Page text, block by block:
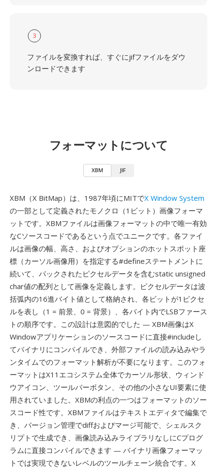
3
ファイルを変換すれば、すぐにjifファイルをダウ
ンロードできます
フォーマットについて
XBM JIF
XBM（X BitMap）は、1987年頃にMITでX Window System
の一部として定義されたモノクロ（1ビット）画像フォーマ
ットです。XBMファイルは画像フォーマットの中で唯一有効
なCソースコードであるという点でユニークです。各ファイ
ルは画像の幅、高さ、およびオプションのホットスポット座
標（カーソル画像用）を指定する#defineステートメントに
続いて、パックされたピクセルデータを含むstatic unsigned
char値の配列として画像を定義します。ピクセルデータは波
括弧内の16進バイト値として格納され、各ビットが1ピクセ
ルを表し（1 = 前景、0 = 背景）、各バイト内でLSBファース
トの順序です。この設計は意図的でした — XBM画像はX
Windowアプリケーションのソースコードに直接#includeし
てバイナリにコンパイルでき、外部ファイルの読み込みやラ
ンタイムでのフォーマット解析が不要になります。このフォ
ーマットはX11エコシステム全体でカーソル形状、ウィンド
ウアイコン、ツールバーボタン、その他の小さなUI要素に使
用されていました。XBMの利点の一つはフォーマットのソー
スコード性です。XBMファイルはテキストエディタで編集で
き、バージョン管理でdiffおよびマージ可能で、シェルスク
リプトで生成でき、画像読み込みライブラリなしにCプログ
ラムに直接コンパイルできます — バイナリ画像フォーマッ
トでは実現できないレベルのツールチェーン統合です。X